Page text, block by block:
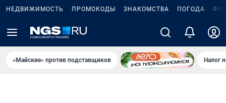
НЕДВИЖИМОСТЬ ПРОМОКОДЫ ЗНАКОМСТВА ПОГОДА
«Майские» против подставщиков Налог